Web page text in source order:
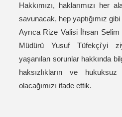
Hakkımızı, haklarımızı her
savunacak, hep yaptığımız gibi
Ayrıca Rize Valisi İhsan
Müdürü Yusuf Tüfekçi'yi
yaşanılan sorunlar hakkında
haksızlıkların ve
olacağımızı ifade ettik.